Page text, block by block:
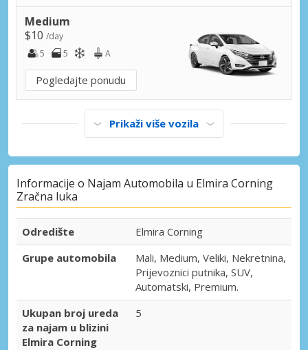
Medium
$10 /day
5
5 A
Pogledajte ponudu
Prikaži više vozila
Informacije o Najam Automobila u Elmira Corning
Zračna luka
Odredište
Elmira Corning
Grupe automobila
Mali, Medium, Veliki, Nekretnina,
Prijevoznici putnika, SUV,
Automatski, Premium.
Ukupan broj ureda
za najam u blizini
Elmira Corning
5